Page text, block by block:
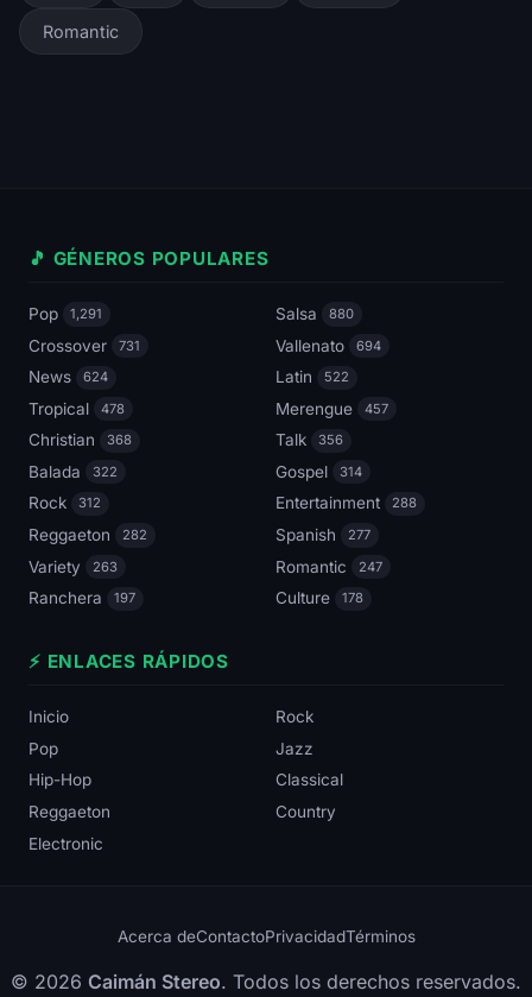
Romantic
🎵 GÉNEROS POPULARES
Pop 1,291 Salsa 880
Crossover 731 Vallenato 694
News 624 Latin 522
Tropical 478 Merengue 457
Christian 368 Talk 356
Balada 322 Gospel 314
Rock 312 Entertainment 288
Reggaeton 282 Spanish 277
Variety 263 Romantic 247
Ranchera 197 Culture 178
⚡ ENLACES RÁPIDOS
Inicio
Rock
Pop
Jazz
Hip-Hop
Classical
Reggaeton
Country
Electronic
Acerca deContactoPrivacidadTérminos
© 2026 Caimán Stereo. Todos los derechos reservados.